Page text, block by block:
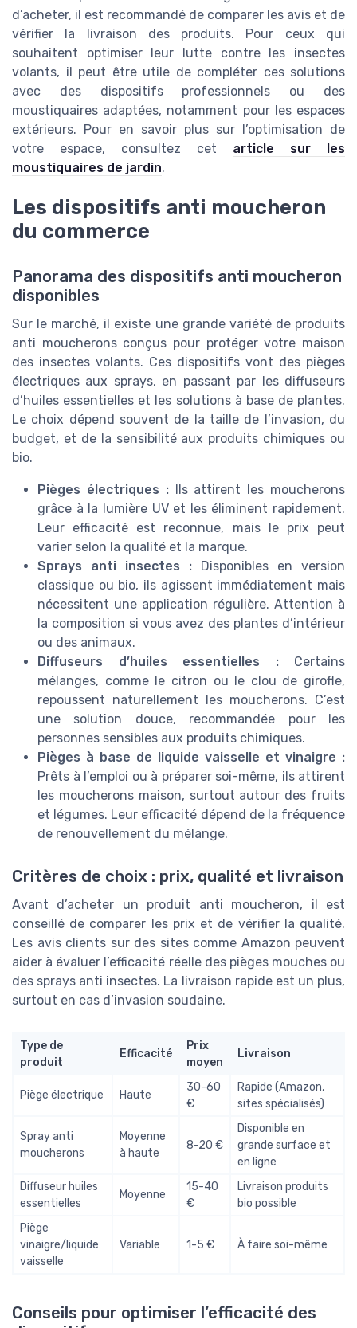
d’acheter, il est recommandé de comparer les avis et de
vérifier la livraison des produits. Pour ceux qui
souhaitent optimiser leur lutte contre les insectes
volants, il peut être utile de compléter ces solutions
avec des dispositifs professionnels ou des
moustiquaires adaptées, notamment pour les espaces
extérieurs. Pour en savoir plus sur l’optimisation de
votre espace, consultez cet article sur les
moustiquaires de jardin.
Les dispositifs anti moucheron
du commerce
Panorama des dispositifs anti moucheron
disponibles
Sur le marché, il existe une grande variété de produits
anti moucherons conçus pour protéger votre maison
des insectes volants. Ces dispositifs vont des pièges
électriques aux sprays, en passant par les diffuseurs
d’huiles essentielles et les solutions à base de plantes.
Le choix dépend souvent de la taille de l’invasion, du
budget, et de la sensibilité aux produits chimiques ou
bio.
Pièges électriques :Ils attirent les moucherons
grâce à la lumière UV et les éliminent rapidement.
Leur efficacité est reconnue, mais le prix peut
varier selon la qualité et la marque.
Sprays anti insectes : Disponibles en version
classique ou bio, ils agissent immédiatement mais
nécessitent une application régulière. Attention à
la composition si vous avez des plantes d’intérieur
ou des animaux.
Diffuseurs d’huiles essentielles :Certains
mélanges, comme le citron ou le clou de girofle,
repoussent naturellement les moucherons. C’est
une solution douce, recommandée pour les
personnes sensibles aux produits chimiques.
Pièges à base de liquide vaisselle et vinaigre :
Prêts à l’emploi ou à préparer soi-même, ils attirent
les moucherons maison, surtout autour des fruits
et légumes. Leur efficacité dépend de la fréquence
de renouvellement du mélange.
Critères de choix : prix, qualité et livraison
Avant d’acheter un produit anti moucheron, il est
conseillé de comparer les prix et de vérifier la qualité.
Les avis clients sur des sites comme Amazon peuvent
aider à évaluer l’efficacité réelle des pièges mouches ou
des sprays anti insectes. La livraison rapide est un plus,
surtout en cas d’invasion soudaine.
Type de
produit
Efficacité
Prix
moyen
Livraison
Piège électrique Haute
30-60
€
Rapide (Amazon,
sites spécialisés)
Spray anti
moucherons
Moyenne
à haute
8-20 €
Disponible en
grande surface et
en ligne
Diffuseur huiles
essentielles
Moyenne
15-40
€
Livraison produits
bio possible
Piège
vinaigre/liquide
vaisselle
Variable 1-5 € À faire soi-même
Conseils pour optimiser l’efficacité des